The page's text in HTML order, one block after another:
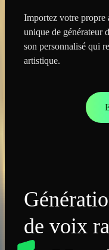
Importez votre propre
unique de générateur
son personnalisé qui
artistique.
de voix